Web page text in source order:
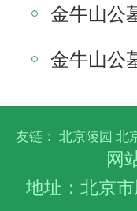
金牛山公
金牛山公
友链： 北京陵园 北
网
地址：北京